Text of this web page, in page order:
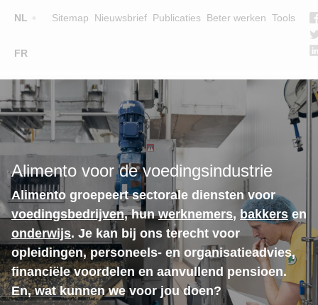
NL
FR
Sitemap Nieuwsbrief Publicaties Beter werken Tools
Main
navigation
OPLEIDINGEN
LESGEVERS
WIE ZIJN WE
TEAM
CONTACT
ZOEK EEN OPLEIDING
Alimento voor de voedingsindustrie
Alimento groepeert sectorale diensten voor
voedingsbedrijven, hunwerknemers, bakkersen
onderwijs. Je kan bij ons terecht voor
opleidingen, personeels- en organisatieadvies,
financiële voordelen en aanvullend pensioen.
En, wat kunnen we voor jou doen?